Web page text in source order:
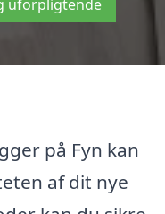
uforpligtende
på Fyn kan
af dit nye